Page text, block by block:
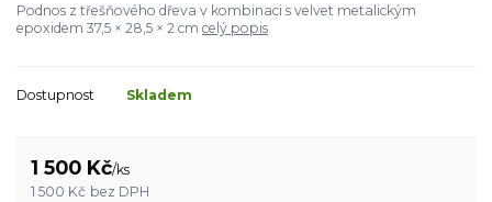
Podnos z třešňového dřeva v kombinaci s velvet metalickým
epoxidem 37,5 × 28,5 × 2 cm celý popis
Dostupnost Skladem
1 500 Kč/ks
1 500 Kč bez DPH